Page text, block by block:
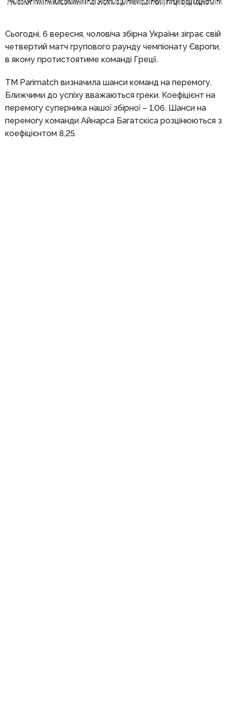
Сьогодні, 6 вересня, чоловіча збірна України зіграє свій
четвертий матч групового раунду чемпіонату Європи,
в якому протистоятиме команді Греції.
TM Parimatch визначила шанси команд на перемогу.
Ближчими до успіху вважаються греки. Коефіцієнт на
перемогу суперника нашої збірної – 1,06. Шанси на
перемогу команди Айнарса Багатскіса розцінюються з
коефіцієнтом 8,25.